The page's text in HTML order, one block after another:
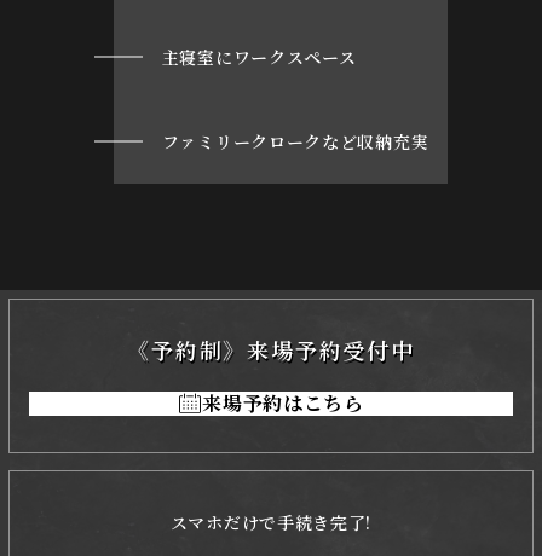
主寝室にワークスペース
ファミリークロークなど収納充実
《予約制》来場予約受付中
来場予約はこちら
スマホだけで手続き完了!